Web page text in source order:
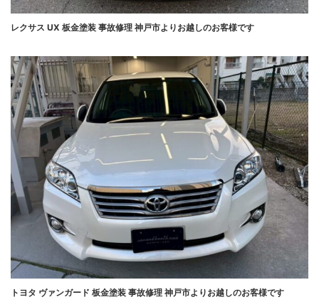
レクサス UX 板金塗装 事故修理 神戸市よりお越しのお客様です
トヨタ ヴァンガード 板金塗装 事故修理 神戸市よりお越しのお客様です